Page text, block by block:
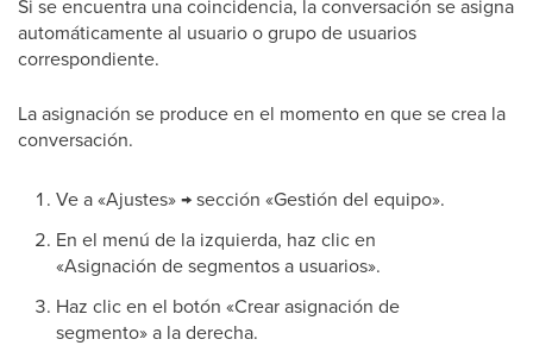
Si se encuentra una coincidencia, la conversación se asigna
automáticamente al usuario o grupo de usuarios
correspondiente.
La asignación se produce en el momento en que se crea la
conversación.
Ve a «Ajustes» → sección «Gestión del equipo».
En el menú de la izquierda, haz clic en
«Asignación de segmentos a usuarios».
Haz clic en el botón «Crear asignación de
segmento» a la derecha.